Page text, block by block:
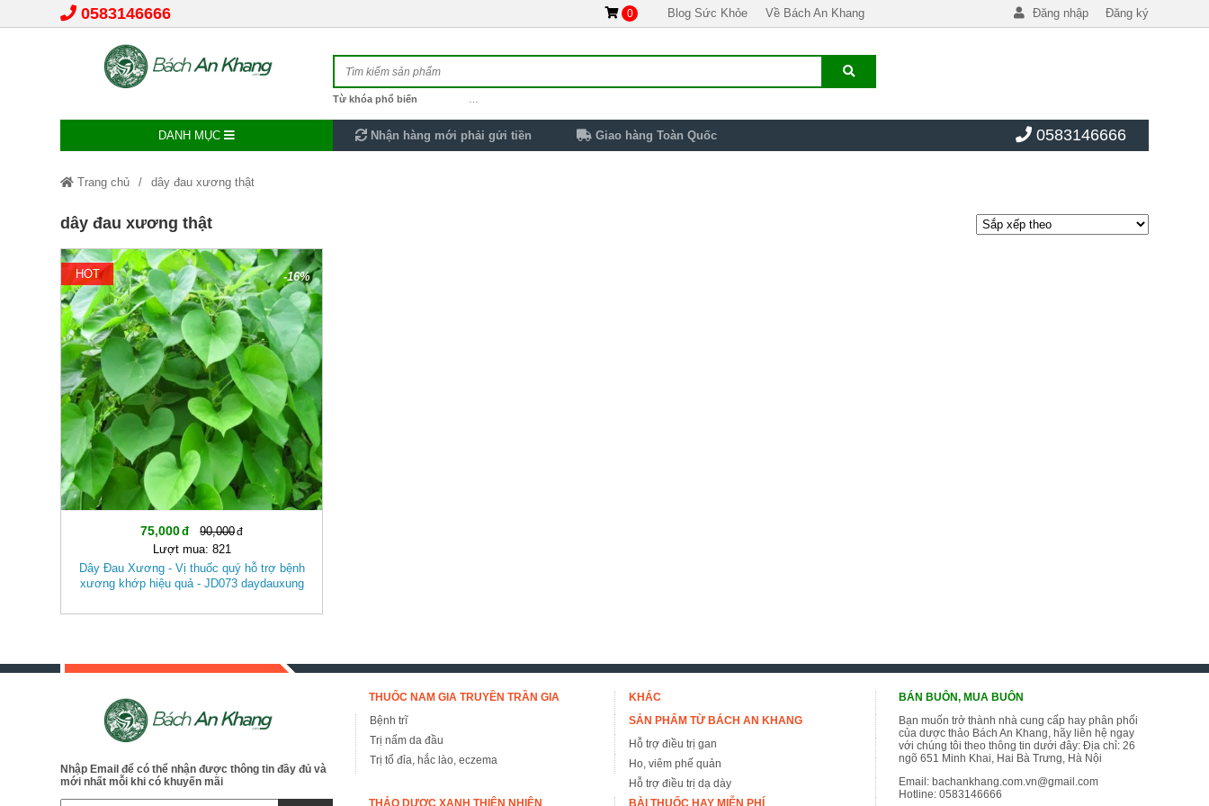
0583146666 0 Blog Sức Khỏe Về Bách An Khang Đăng nhập Đăng ký
Từ khóa phổ biến
DANH MỤC Nhận hàng mới phải gửi tiền Giao hàng Toàn Quốc 0583146666
Trang chủ dây đau xương thật
dây đau xương thật
-16%
HOT
75,000
90,000
Lượt mua: 821
Dây Đau Xương - Vị thuốc quý hỗ trợ bệnh
xương khớp hiệu quả - JD073 daydauxung
Nhập Email để có thể nhận được thông tin đầy đủ và
mới nhất mỗi khi có khuyến mãi
THUỐC NAM GIA TRUYỀN TRẦN GIA
Bệnh trĩ
Trị nấm da đầu
Trị tổ đỉa, hắc lào, eczema
KHÁC
SẢN PHẨM TỪ BÁCH AN KHANG
Hỗ trợ điều trị gan
Ho, viêm phế quản
Hỗ trợ điều trị dạ dày
THẢO DƯỢC XANH THIÊN NHIÊN
BÀI THUỐC HAY MIỄN PHÍ
BÁN BUÔN, MUA BUÔN
Bạn muốn trở thành nhà cung cấp hay phân phối
của dược thảo Bách An Khang, hãy liên hệ ngay
với chúng tôi theo thông tin dưới đây: Địa chỉ: 26
ngõ 651 Minh Khai, Hai Bà Trưng, Hà Nội
Email:bachankhang.com.vn@gmail.com
Hotline:0583146666